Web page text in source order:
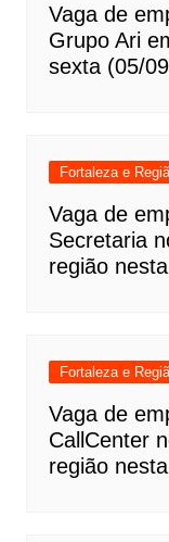
Vaga de
Grupo Ari
sexta (05/
Fortaleza e
Vaga de
Secretaria
região
Fortaleza e
Vaga de
CallCenter
região